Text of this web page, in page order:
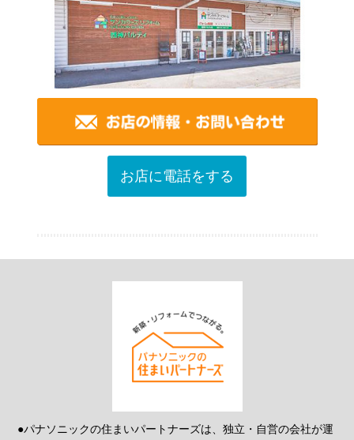
お店に電話をする
●パナソニックの住まいパートナーズは、独立・自営の会社が運